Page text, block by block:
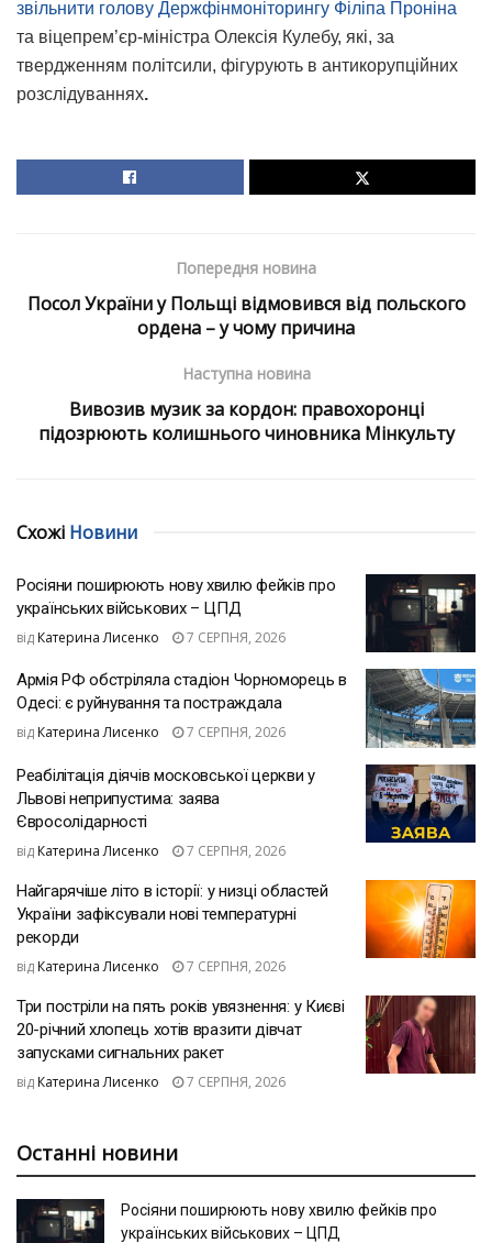
звільнити голову Держфінмоніторингу Філіпа Проніна
та віцепрем’єр-міністра Олексія Кулебу, які, за
твердженням політсили, фігурують в антикорупційних
розслідуваннях.
Попередня новина
Посол України у Польщі відмовився від польского
ордена – у чому причина
Наступна новина
Вивозив музик за кордон: правохоронці
підозрюють колишнього чиновника Мінкульту
Схожі Новини
Росіяни поширюють нову хвилю фейків про
українських військових – ЦПД
від Катерина Лисенко 7 СЕРПНЯ, 2026
Армія РФ обстріляла стадіон Чорноморець в
Одесі: є руйнування та постраждала
від Катерина Лисенко 7 СЕРПНЯ, 2026
Реабілітація діячів московської церкви у
Львові неприпустима: заява
Євросолідарності
від Катерина Лисенко 7 СЕРПНЯ, 2026
Найгарячіше літо в історії: у низці областей
України зафіксували нові температурні
рекорди
від Катерина Лисенко 7 СЕРПНЯ, 2026
Три постріли на пять років увязнення: у Києві
20-річний хлопець хотів вразити дівчат
запусками сигнальних ракет
від Катерина Лисенко 7 СЕРПНЯ, 2026
Останні новини
Росіяни поширюють нову хвилю фейків про
українських військових – ЦПД